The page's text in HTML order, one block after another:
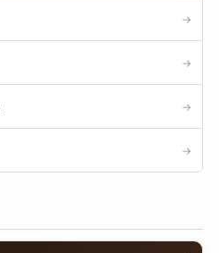
→
→
→
→